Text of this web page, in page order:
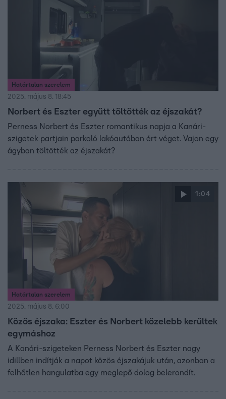
Határtalan szerelem
2025. május 8. 18:45
Norbert és Eszter együtt töltötték az éjszakát?
Perness Norbert és Eszter romantikus napja a Kanári-
szigetek partjain parkoló lakóautóban ért véget. Vajon egy
ágyban töltötték az éjszakát?
1:04
Határtalan szerelem
2025. május 8. 6:00
Közös éjszaka: Eszter és Norbert közelebb kerültek
egymáshoz
A Kanári-szigeteken Perness Norbert és Eszter nagy
idillben indítják a napot közös éjszakájuk után, azonban a
felhőtlen hangulatba egy meglepő dolog belerondít.